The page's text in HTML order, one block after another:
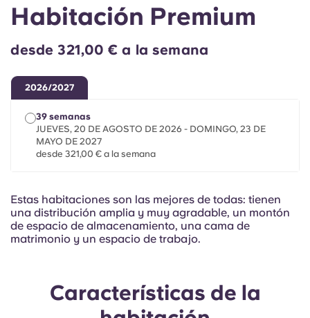
Chinese
Español
Deutsch
French
Portuguese
Habitación Premium
desde 321,00 € a la semana
2026/2027
39 semanas
JUEVES, 20 DE AGOSTO DE 2026 - DOMINGO, 23 DE
MAYO DE 2027
desde 321,00 € a la semana
Estas habitaciones son las mejores de todas: tienen
una distribución amplia y muy agradable, un montón
de espacio de almacenamiento, una cama de
matrimonio y un espacio de trabajo.
Características de la